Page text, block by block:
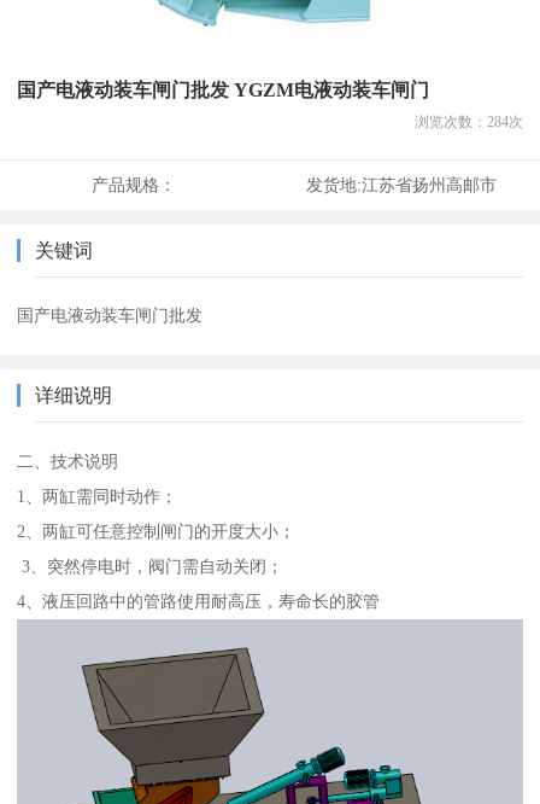
国产电液动装车闸门批发 YGZM电液动装车闸门
浏览次数： 284次
产品规格： 发货地:江苏省扬州高邮市
关键词
国产电液动装车闸门批发
详细说明
二、技术说明
1、两缸需同时动作；
2、两缸可任意控制闸门的开度大小；
3、突然停电时，阀门需自动关闭；
4、液压回路中的管路使用耐高压，寿命长的胶管